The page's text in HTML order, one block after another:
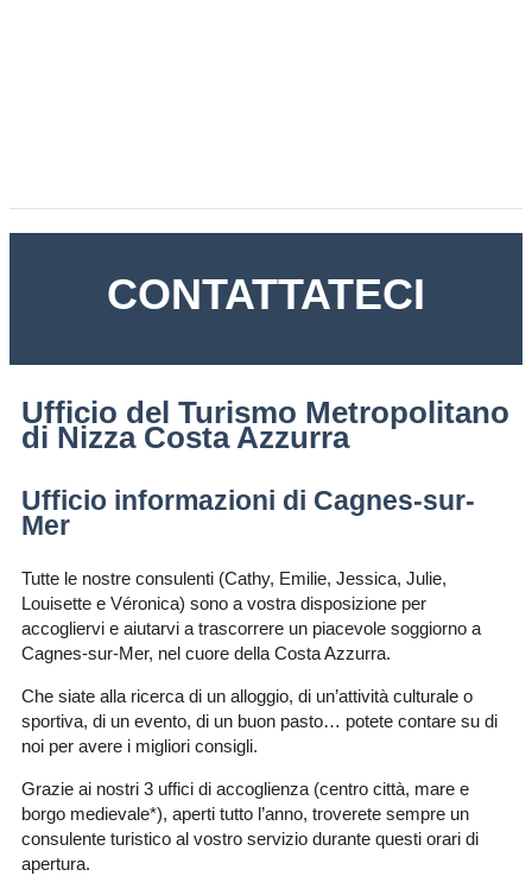
CONTATTATECI
Ufficio del Turismo Metropolitano
di Nizza Costa Azzurra
Ufficio informazioni di Cagnes-sur-
Mer
Tutte le nostre consulenti (Cathy, Emilie, Jessica, Julie,
Louisette e Véronica) sono a vostra disposizione per
accogliervi e aiutarvi a trascorrere un piacevole soggiorno a
Cagnes-sur-Mer, nel cuore della Costa Azzurra.
Che siate alla ricerca di un alloggio, di un’attività culturale o
sportiva, di un evento, di un buon pasto… potete contare su di
noi per avere i migliori consigli.
Grazie ai nostri 3 uffici di accoglienza (centro città, mare e
borgo medievale*), aperti tutto l’anno, troverete sempre un
consulente turistico al vostro servizio durante questi orari di
apertura.